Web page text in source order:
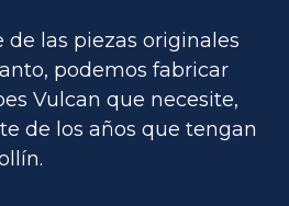
de las piezas originales
podemos fabricar
Vulcan que necesite,
de los años que tengan